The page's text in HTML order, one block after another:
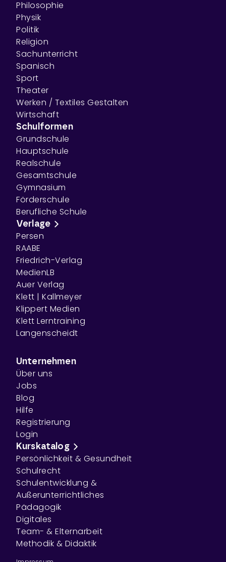
Philosophie
Physik
Politik
Religion
Sachunterricht
Spanisch
Sport
Theater
Werken / Textiles Gestalten
Wirtschaft
Schulformen
Grundschule
Hauptschule
Realschule
Gesamtschule
Gymnasium
Förderschule
Berufliche Schule
Verlage
Persen
RAABE
Friedrich-Verlag
MedienLB
Auer Verlag
Klett | Kallmeyer
Klippert Medien
Klett Lerntraining
Langenscheidt
Unternehmen
Über uns
Jobs
Blog
Hilfe
Registrierung
Login
Kurskatalog
Persönlichkeit & Gesundheit
Schulrecht
Schulentwicklung &
Außerunterrichtliches
Pädagogik
Digitales
Team- & Elternarbeit
Methodik & Didaktik